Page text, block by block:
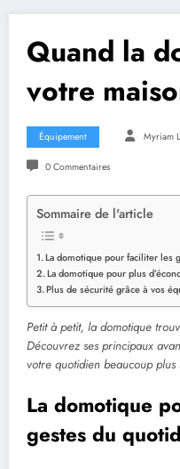
Quand la
votre
Équipement Myriam
0 Commentaires
Sommaire de l'article
La domotique pour faciliter les
La domotique pour plus
Plus de sécurité grâce à vos
Petit à petit, la domotique
Découvrez ses principaux
votre quotidien beaucoup plus
La domotique
gestes du